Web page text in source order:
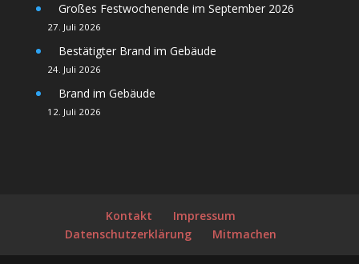
Großes Festwochenende im September 2026
27. Juli 2026
Bestätigter Brand im Gebäude
24. Juli 2026
Brand im Gebäude
12. Juli 2026
Kontakt
Impressum
Datenschutzerklärung
Mitmachen